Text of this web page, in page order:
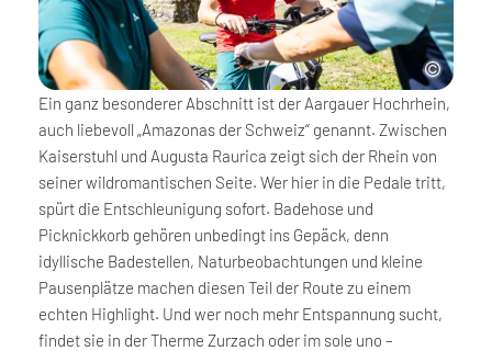
Ein ganz besonderer Abschnitt ist der Aargauer Hochrhein,
auch liebevoll „Amazonas der Schweiz“ genannt. Zwischen
Kaiserstuhl und Augusta Raurica zeigt sich der Rhein von
seiner wildromantischen Seite. Wer hier in die Pedale tritt,
spürt die Entschleunigung sofort. Badehose und
Picknickkorb gehören unbedingt ins Gepäck, denn
idyllische Badestellen, Naturbeobachtungen und kleine
Pausenplätze machen diesen Teil der Route zu einem
echten Highlight. Und wer noch mehr Entspannung sucht,
findet sie in der Therme Zurzach oder im sole uno –